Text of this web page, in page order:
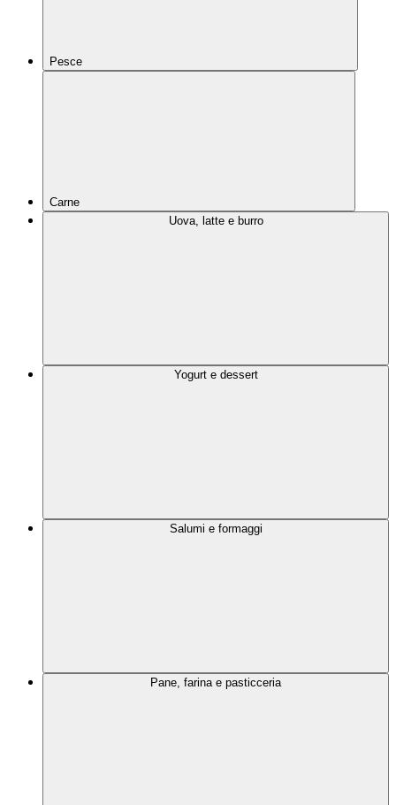
Pesce
Carne
Uova, latte e burro
Yogurt e dessert
Salumi e formaggi
Pane, farina e pasticceria